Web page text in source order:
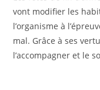
vont modifier les
l’organisme à
mal. Grâce à ses
l’accompagner et le